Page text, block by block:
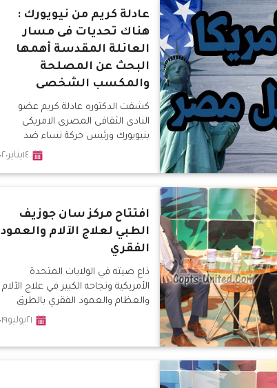
عادلة كريم من نيويورك :
هناك تحديات فى مسار
العائلة المقدسة أهمها
البحث عن المصلحة
والمكسب الشخصى
كشفت الدكتوره عادلة كريم عضو
النادى الثقافى المصرى الامريكى
بنيويورك ورئيس حركة نساء ضد
١٤يناير٢٠٢٠
افتتاح مركز سان جوزيف
الطبي لعلاج الآلام والعمود
الفقري
ذاع صيته في الولايات المتحدة
الأمريكية ونجاحه الكبير في علاج الآلام
والعظام والعمود الفقري بالطرق
الحديثة ، الدكتور جوزيف إبراهيم في
بالطرق الحديثة وعلاج اليوم الواحد .
٢١يوليو٢٠١٩